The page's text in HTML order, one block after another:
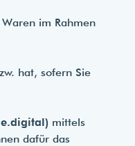
im Rahmen
hat, sofern Sie
) mittels
dafür das